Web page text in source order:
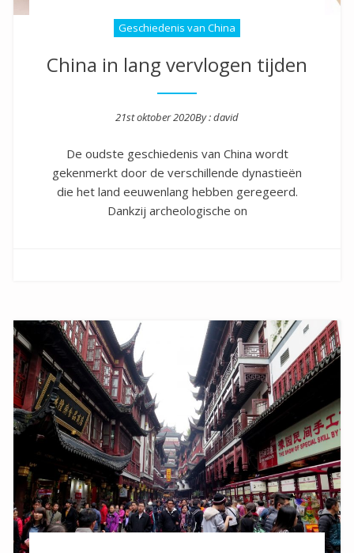
Geschiedenis van China
China in lang vervlogen tijden
21st oktober 2020By :david
De oudste geschiedenis van China wordt
gekenmerkt door de verschillende dynastieën
die het land eeuwenlang hebben geregeerd.
Dankzij archeologische on